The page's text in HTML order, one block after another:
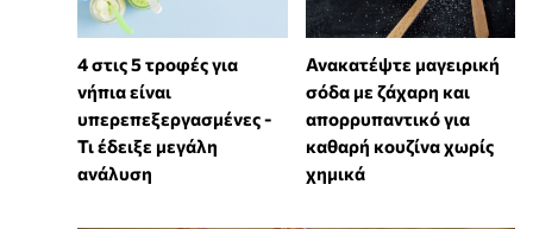
4 στις 5 τροφές για
νήπια είναι
υπερεπεξεργασμένες -
Τι έδειξε μεγάλη
ανάλυση
Ανακατέψτε μαγειρική
σόδα με ζάχαρη και
απορρυπαντικό για
καθαρή κουζίνα χωρίς
χημικά